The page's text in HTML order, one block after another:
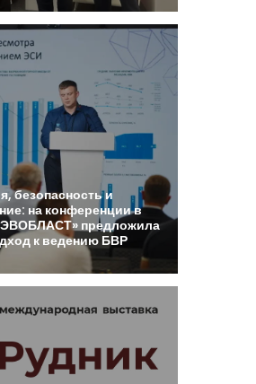
безопасностьи
на конференциив
предложила
к ведению БВР